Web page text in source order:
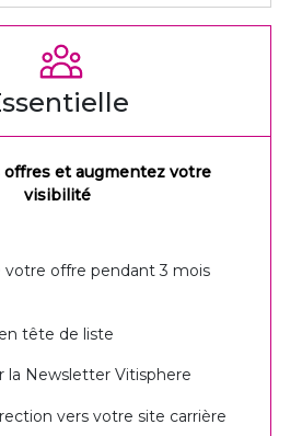
offres et augmentez votre
visibilité
votre offre pendant 3 mois
tête de liste
la Newsletter Vitisphere
vers votre site carrière